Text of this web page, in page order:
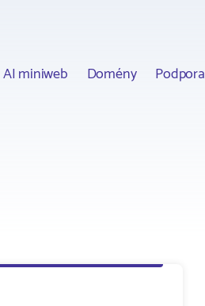
AI miniweb Domény Podpora